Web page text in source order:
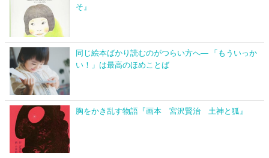
そ』
同じ絵本ばかり読むのがつらい方へ― 「もういっか
い！」は最高のほめことば
胸をかき乱す物語『画本 宮沢賢治 土神と狐』